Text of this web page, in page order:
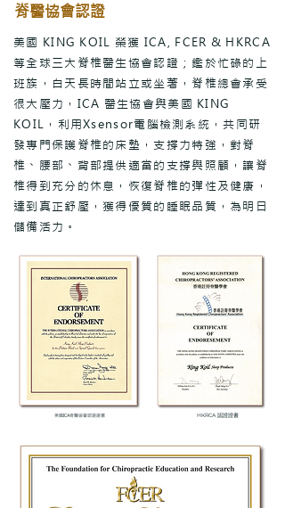
脊醫協會認證
美國 KING KOIL 榮獲 ICA, FCER & HKRCA
等全球三大脊椎醫生協會認證；鑑於忙碌的上
班族，白天長時間站立或坐著，脊椎總會承受
很大壓力，ICA 醫生協會與美國 KING
KOIL，利用Xsensor電腦檢測系統，共同研
發專門保護脊椎的床墊，支撐力特強，對脊
椎、腰部、背部提供適當的支撐與照顧，讓脊
椎得到充分的休息，恢復脊椎的彈性及健康，
達到真正舒壓，獲得優質的睡眠品質，為明日
儲備活力。
美國ICA脊醫協會認證證書 HKRCA 認證證書